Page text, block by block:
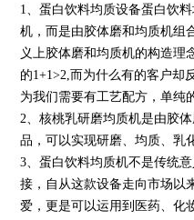
1、蛋白饮料均质设备蛋白饮
机，而是由胶体磨和均质机组
义上胶体磨和均质机的构造理
的1+1>2,而为什么有的客户却
为我们需要有工艺配方，单纯
2、核桃乳研磨均质机是由胶
品，可以实现研磨、均质、乳
3、蛋白饮料均质机不是传统
接，自从这款设备走向市场以
爱，更是可以运用到医药、化